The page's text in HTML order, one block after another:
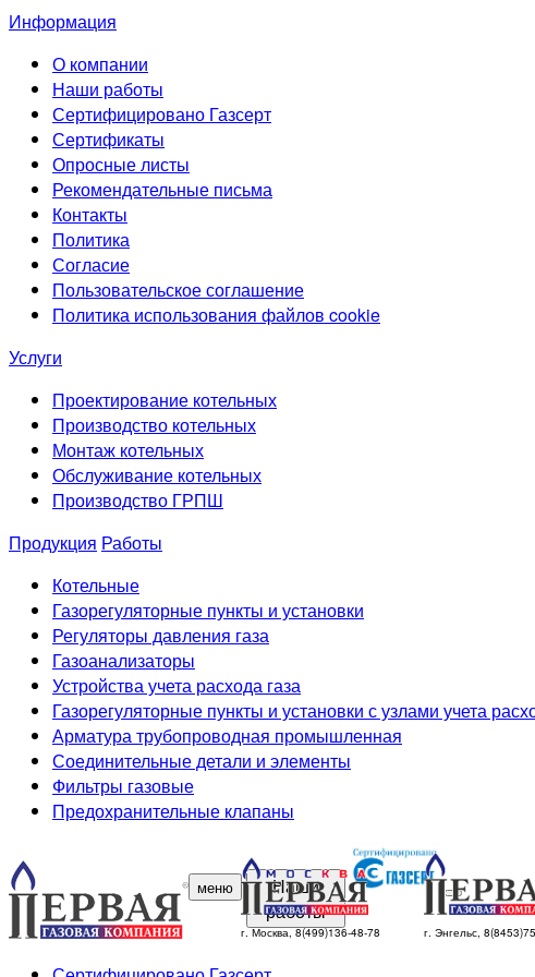
Информация
О компании
Наши работы
Сертифицировано Газсерт
Сертификаты
Опросные листы
Рекомендательные письма
Контакты
Политика
Согласие
Пользовательское соглашение
Политика использования файлов cookie
Услуги
Проектирование котельных
Производство котельных
Монтаж котельных
Обслуживание котельных
Производство ГРПШ
Продукция Работы
Котельные
Газорегуляторные пункты и установки
Регуляторы давления газа
Газоанализаторы
Устройства учета расхода газа
Газорегуляторные пункты и установки с узлами учета
Арматура трубопроводная промышленная
Соединительные детали и элементы
Фильтры газовые
Предохранительные клапаны
меню
Наши
работы
г. Москва, 8(499)136-48-78 г. Энгельс,